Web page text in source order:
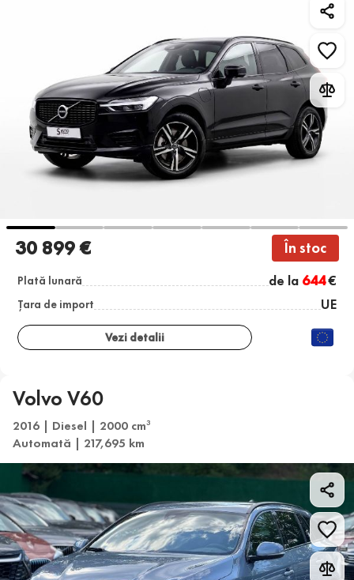
30 899 € În stoc
Plată lunară de la 644€
Țara de import UE
Vezi detalii
Volvo V60
2016 | Diesel | 2000 cm3
Automată | 217,695 km